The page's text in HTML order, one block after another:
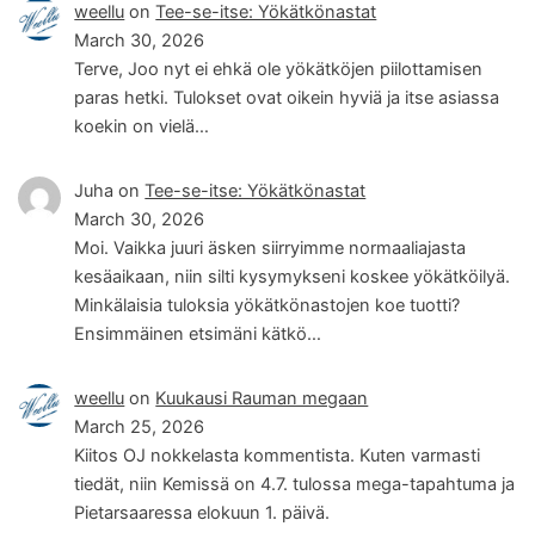
weellu onTee-se-itse: Yökätkönastat
March 30, 2026
Terve, Joo nyt ei ehkä ole yökätköjen piilottamisen
paras hetki. Tulokset ovat oikein hyviä ja itse asiassa
koekin on vielä…
Juha onTee-se-itse: Yökätkönastat
March 30, 2026
Moi. Vaikka juuri äsken siirryimme normaaliajasta
kesäaikaan, niin silti kysymykseni koskee yökätköilyä.
Minkälaisia tuloksia yökätkönastojen koe tuotti?
Ensimmäinen etsimäni kätkö…
weellu on Kuukausi Rauman megaan
March 25, 2026
Kiitos OJ nokkelasta kommentista. Kuten varmasti
tiedät, niin Kemissä on 4.7. tulossa mega-tapahtuma ja
Pietarsaaressa elokuun 1. päivä.